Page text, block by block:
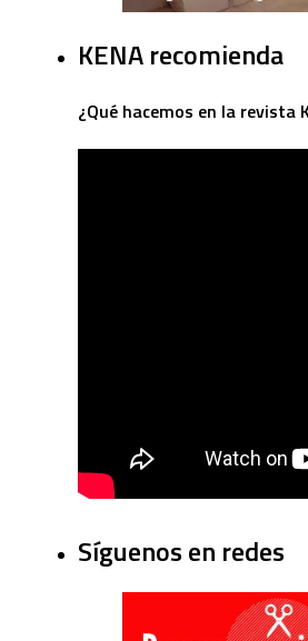
KENA recomienda
¿Qué hacemos en la revista
Síguenos en redes